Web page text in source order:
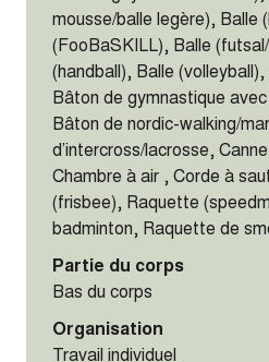
mousse/balle legère), Balle
(FooBaSKILL), Balle
(handball), Balle
Bâton de gymnastique
Bâton de nordic-walking/
d’intercross/lacrosse,
Chambre à air , Corde à
(frisbee), Raquette
badminton, Raquette de
Partie du corps
Bas du corps
Organisation
Travail individuel